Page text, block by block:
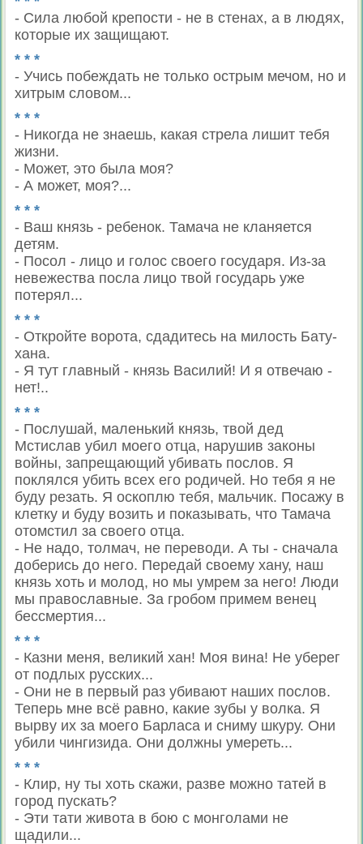
- Сила любой крепости - не в стенах, а в людях,
которые их защищают.
* * *
- Учись побеждать не только острым мечом, но и
хитрым словом...
* * *
- Никогда не знаешь, какая стрела лишит тебя
жизни.
- Может, это была моя?
- А может, моя?...
* * *
- Ваш князь - ребенок. Тамача не кланяется
детям.
- Посол - лицо и голос своего государя. Из-за
невежества посла лицо твой государь уже
потерял...
* * *
- Откройте ворота, сдадитесь на милость Бату-
хана.
- Я тут главный - князь Василий! И я отвечаю -
нет!..
* * *
- Послушай, маленький князь, твой дед
Мстислав убил моего отца, нарушив законы
войны, запрещающий убивать послов. Я
поклялся убить всех его родичей. Но тебя я не
буду резать. Я оскоплю тебя, мальчик. Посажу в
клетку и буду возить и показывать, что Тамача
отомстил за своего отца.
- Не надо, толмач, не переводи. А ты - сначала
доберись до него. Передай своему хану, наш
князь хоть и молод, но мы умрем за него! Люди
мы православные. За гробом примем венец
бессмертия...
* * *
- Казни меня, великий хан! Моя вина! Не уберег
от подлых русских...
- Они не в первый раз убивают наших послов.
Теперь мне всё равно, какие зубы у волка. Я
вырву их за моего Барласа и сниму шкуру. Они
убили чингизида. Они должны умереть...
* * *
- Клир, ну ты хоть скажи, разве можно татей в
город пускать?
- Эти тати живота в бою с монголами не
щадили...